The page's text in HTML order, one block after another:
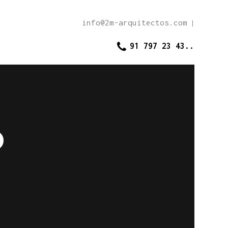
info@2m-arquitectos.com
91 797 23 43..